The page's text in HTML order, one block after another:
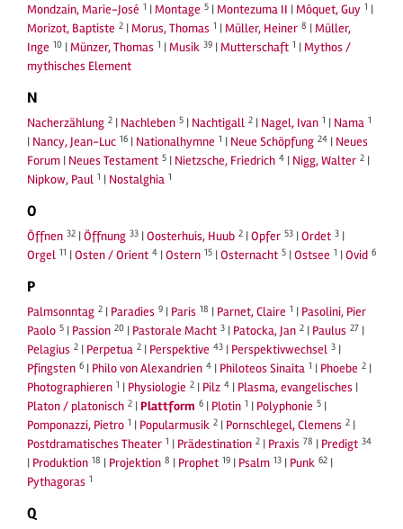
Mondzain, Marie-José 1 | Montage 5 | Montezuma II | Môquet, Guy 1 |
Morizot, Baptiste 2 | Morus, Thomas 1 | Müller, Heiner 8 | Müller,
Inge 10 | Münzer, Thomas 1 | Musik 39 | Mutterschaft 1 | Mythos /
mythisches Element
N
Nacherzählung 2 | Nachleben 5 | Nachtigall 2 | Nagel, Ivan 1 | Nama 1
| Nancy, Jean-Luc 16 | Nationalhymne 1 | Neue Schöpfung 24 | Neues
Forum | Neues Testament 5 | Nietzsche, Friedrich 4 | Nigg, Walter 2 |
Nipkow, Paul 1 | Nostalghia 1
O
Öffnen 32 |Öffnung 33 |Oosterhuis, Huub 2 |Opfer 53 |Ordet 3 |
Orgel 11 |Osten / Orient 4 |Ostern 15 |Osternacht 5 |Ostsee 1 |Ovid 6
P
Palmsonntag 2 | Paradies 9 | Paris 18 | Parnet, Claire 1 | Pasolini, Pier
Paolo 5 | Passion 20 | Pastorale Macht 3 | Patocka, Jan 2 | Paulus 27 |
Pelagius 2 | Perpetua 2 | Perspektive 43 | Perspektivwechsel 3 |
Pfingsten 6 | Philo von Alexandrien 4 | Philoteos Sinaita 1 | Phoebe 2 |
Photographieren 1 | Physiologie 2 | Pilz 4 | Plasma, evangelisches |
Platon / platonisch 2 |Plattform 6 | Plotin 1 | Polyphonie 5 |
Pomponazzi, Pietro 1 | Popularmusik 2 | Pornschlegel, Clemens 2 |
Postdramatisches Theater 1 | Prädestination 2 | Praxis 78 | Predigt 34
| Produktion 18 | Projektion 8 | Prophet 19 | Psalm 13 | Punk 62 |
Pythagoras 1
Q